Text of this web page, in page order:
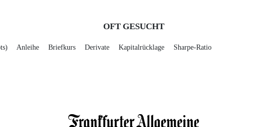
OFT GESUCHT
Anleihe Briefkurs Derivate Kapitalrücklage Sharpe-Ratio